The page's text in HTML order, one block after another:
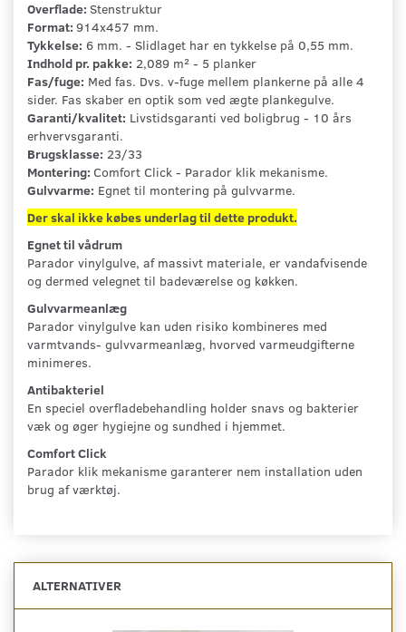
Overflade: Stenstruktur
Format: 914x457 mm.
Tykkelse: 6 mm. - Slidlaget har en tykkelse på 0,55 mm.
Indhold pr. pakke: 2,089 m² - 5 planker
Fas/fuge: Med fas. Dvs. v-fuge mellem plankerne på alle 4
sider. Fas skaber en optik som ved ægte plankegulve.
Garanti/kvalitet: Livstidsgaranti ved boligbrug - 10 års
erhvervsgaranti.
Brugsklasse: 23/33
Montering: Comfort Click - Parador klik mekanisme.
Gulvvarme: Egnet til montering på gulvvarme.
Der skal ikke købes underlag til dette produkt.
Egnet til vådrum
Parador vinylgulve, af massivt materiale, er vandafvisende
og dermed velegnet til badeværelse og køkken.
Gulvvarmeanlæg
Parador vinylgulve kan uden risiko kombineres med
varmtvands- gulvvarmeanlæg, hvorved varmeudgifterne
minimeres.
Antibakteriel
En speciel overfladebehandling holder snavs og bakterier
væk og øger hygiejne og sundhed i hjemmet.
Comfort Click
Parador klik mekanisme garanterer nem installation uden
brug af værktøj.
ALTERNATIVER